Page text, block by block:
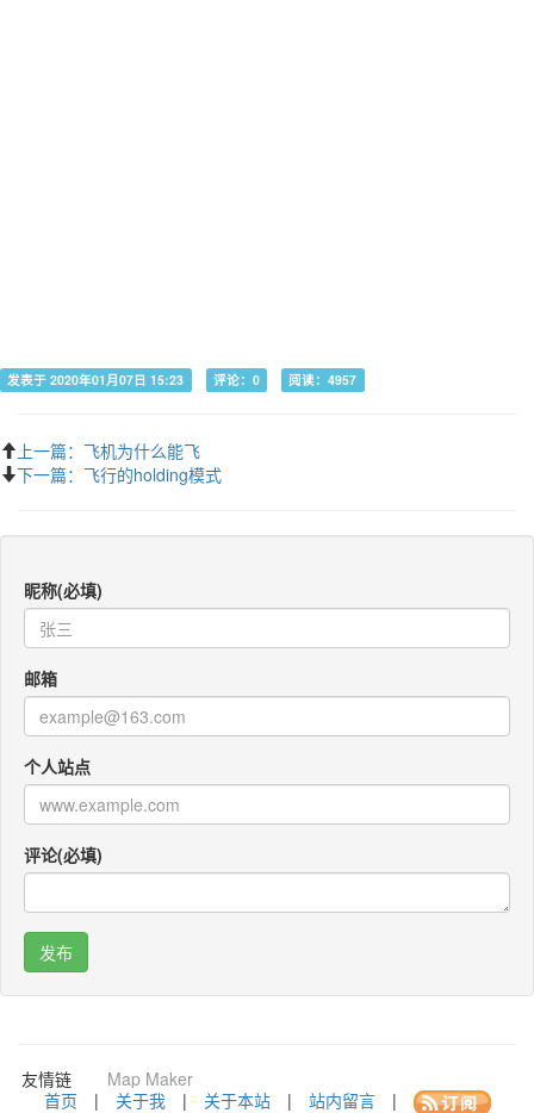
发表于 2020年01月07日 15:23 评论：0 阅读：4957
上一篇：飞机为什么能飞
下一篇：飞行的holding模式
昵称(必填)
邮箱
个人站点
评论(必填)
友情链
接：
Map Maker
首页
| 关于我 | 关于本站 | 站内留言 |